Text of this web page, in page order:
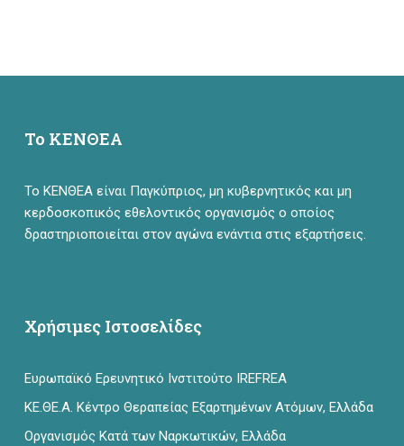
Το ΚΕΝΘΕΑ
Το ΚΕΝΘΕΑ είναι Παγκύπριος, μη κυβερνητικός και μη
κερδοσκοπικός εθελοντικός οργανισμός ο οποίος
δραστηριοποιείται στον αγώνα ενάντια στις εξαρτήσεις.
Χρήσιμες Ιστοσελίδες
Ευρωπαϊκό Ερευνητικό Ινστιτούτο IREFREA
ΚΕ.ΘΕ.Α. Κέντρο Θεραπείας Εξαρτημένων Ατόμων, Ελλάδα
Οργανισμός Κατά των Ναρκωτικών, Ελλάδα